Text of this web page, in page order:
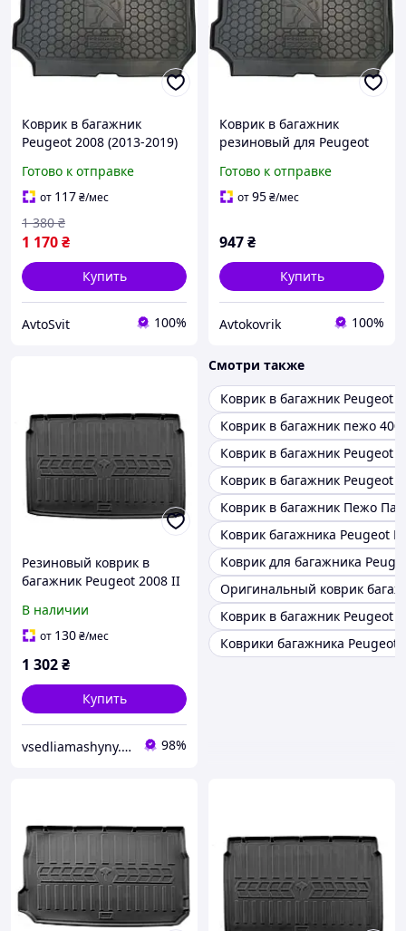
Коврик в багажник
Peugeot 2008 (2013-2019)
Готово к отправке
от 117₴/мес
1 170₴
1 380 ₴
Купить
AvtoSvit 100%
Коврик в багажник
резиновый для Peugeot
2008 автогум
Готово к отправке
от95₴/мес
947₴
Купить
Avtokovrik 100%
Резиновый коврик в
багажник Peugeot 2008 II
(Stingray), Пежо 2008
В наличии
от 130₴/мес
1 302₴
Купить
vsedliamashyny.in.ua 98%
Смотри также
Коврик в багажник Peugeot
Коврик в багажник пежо
Коврик в багажник Peugeot
Коврик в багажник Peugeot
Коврик в багажник Пежо
Коврик багажника Peugeot
Коврик для багажника
Оригинальный коврик
Коврик в багажник Peugeot
Коврики багажника Peugeot